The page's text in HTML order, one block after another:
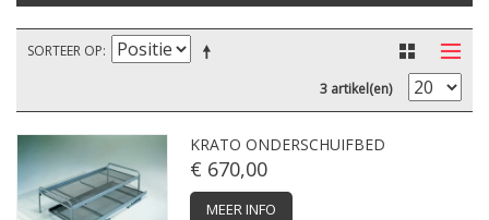
SORTEER OP
3 artikel(en)
KRATO ONDERSCHUIFBED
€ 670,00
MEER INFO